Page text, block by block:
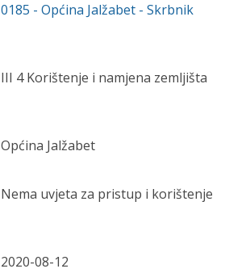
0185 -Općina Jalžabet - Skrbnik
III 4 Korištenje i namjena zemljišta
Općina Jalžabet
Nema uvjeta za pristup i korištenje
2020-08-12